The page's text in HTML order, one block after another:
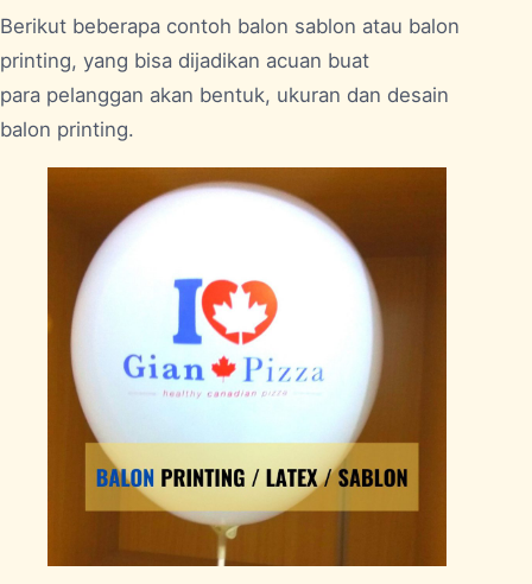
Berikut beberapa contoh balon sablon atau balon
printing, yang bisa dijadikan acuan buat
para pelanggan akan bentuk, ukuran dan desain
balon printing.